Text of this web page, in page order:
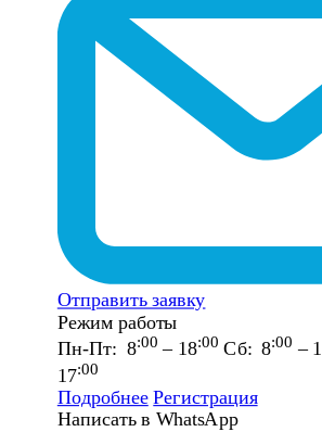
Отправить заявку
Режим работы
Пн-Пт: 8:00 – 18:00 Сб: 8:00 –
17:00
Подробнее Регистрация
Написать в WhatsApp